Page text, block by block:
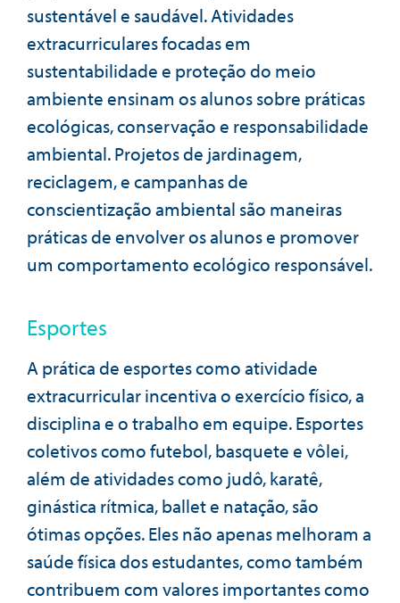
sustentável e saudável. Atividades
extracurriculares focadas em
sustentabilidade e proteção do meio
ambiente ensinam os alunos sobre práticas
ecológicas, conservação e responsabilidade
ambiental. Projetos de jardinagem,
reciclagem, e campanhas de
conscientização ambiental são maneiras
práticas de envolver os alunos e promover
um comportamento ecológico responsável.
Esportes
A prática de esportes como atividade
extracurricular incentiva o exercício físico, a
disciplina e o trabalho em equipe. Esportes
coletivos como futebol, basquete e vôlei,
além de atividades como judô, karatê,
ginástica rítmica, ballet e natação, são
ótimas opções. Eles não apenas melhoram a
saúde física dos estudantes, como também
contribuem com valores importantes como